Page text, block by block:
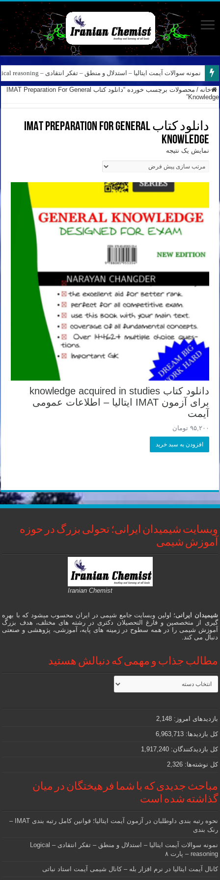
نمونه سوالات آیمت ایتالیا – استدلال و منطق – تفکر انتقادی – Logical reasoning – پارت ۸
خانه /
محصولات برچسب خورده “دانلود کتاب IMAT Preparation For General
Knowledge”
دانلود کتاب IMAT Preparation For General
Knowledge
نمایش یک نتیجه
دانلود کتاب knowledge acquired in studies
برای آزمون IMAT ایتالیا – اطلاعات عمومی
آیمت
۹۵,۲۰۰ تومان
افزودن به سبد خرید
وبسایت شیمیدان ایرانی؛ تحولی بزرگ در حوزه
آموزش شیمی
Iranian Chemist
شیمیدان ایرانی؛ اولین وبسایت جامع شیمی در ایران محسوب میشود که با بهره
گیری از متخصصین و فارغ التحصیلان دکتری در رشته های مختلف، هدف بزرگ
آموزش شیمی را در همه سطوح در زمینه های پایه، آموزشی، پژوهشی و صنعتی
دنبال می کند.
مطالب جذاب و مهمی که دنبالش هستید
مطالب
جذاب
و
که
دنبالش
هستید
بازدیدهای امروز:2,148
کل بازدیدها:6,963,713
کل بازدیدکنند‌گان:1,917,240
کل نوشته‌ها:2,326
مباحث جدیدی که با شما فرهیختگان در میان
گذاشته شده است
نحوه رتبه بندی داوطلبان در آزمون آیمت ایتالیا؛ قوانین کامل رتبه بندی IMAT –
رنک بندی
نمونه سوالات آیمت ایتالیا – استدلال و منطق – تفکر انتقادی – Logical
reasoning – پارت ۸
کانال آیمت ایتالیا در نرم افزار بله – کانال شیمی آیمت استاد نباتی